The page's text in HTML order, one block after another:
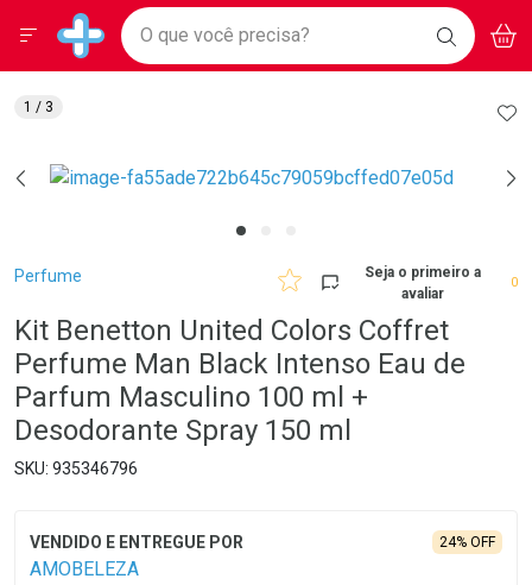
Drogarias Pacheco
Baixe nosso APP e aproveite Ofertas Exclusivas!
BAIXE
O APP
Ir direto para a home
pela página
Ir direto para o conteúdo
Ir direto para a busca
Ir direto para a conta
Ir direto para a notificações
Ir direto para o carrinho
Faça a sua busca
O que você precisa? BUSCAR
Menu
Breadcrumb
Perfume
Seja o primeiro a
avaliar
0
Kit Benetton United Colors Coffret
Perfume Man Black Intenso Eau de
Parfum Masculino 100 ml +
Desodorante Spray 150 ml
935346796
AMOBELEZA
24% OFF
1 / 3